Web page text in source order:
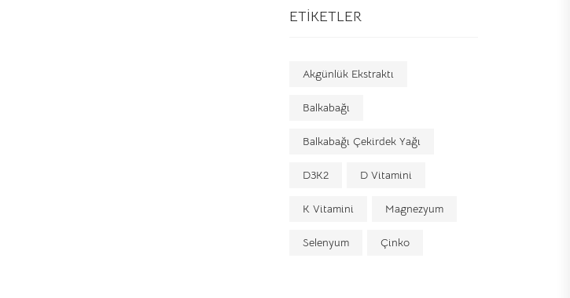
ETIKETLER
Akgünlük Ekstraktı
Balkabağı
Balkabağı Çekirdek Yağı
D3K2 D Vitamini
K Vitamini Magnezyum
Selenyum Çinko